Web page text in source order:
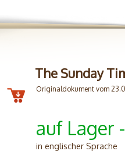
The Sunday
Originaldokument vom
auf Lager
in englischer Sprache